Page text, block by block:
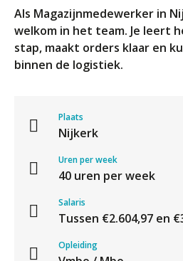
Als Magazijnmedewerker in
welkom in het team. Je leert
stap, maakt orders klaar en
binnen de logistiek.
Plaats
Nijkerk
Uren per week
40 uren per week
Salaris
Tussen €2.604,97 en
Opleiding